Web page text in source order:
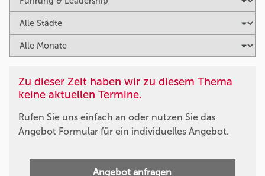
Zu dieser Zeit haben wir zu diesem Thema
keine aktuellen Termine.
Rufen Sie uns einfach an oder nutzen Sie das
Angebot Formular für ein individuelles Angebot.
Angebot anfragen